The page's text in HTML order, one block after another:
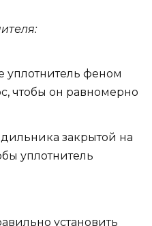
уплотнитель феном
чтобы он равномерно
закрытой на
уплотнитель
установить